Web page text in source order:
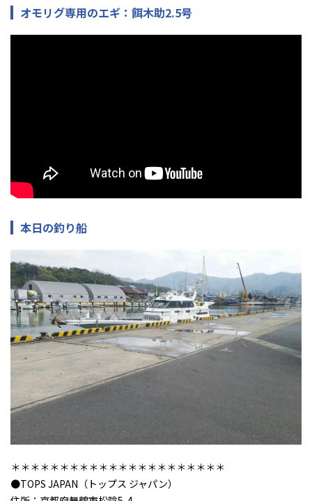
オモリグ専用のエギ：餌木助2.5号
本日の釣り船
＊＊＊＊＊＊＊＊＊＊＊＊＊＊＊＊＊＊＊＊＊＊
●TOPS JAPAN（トップス ジャパン）